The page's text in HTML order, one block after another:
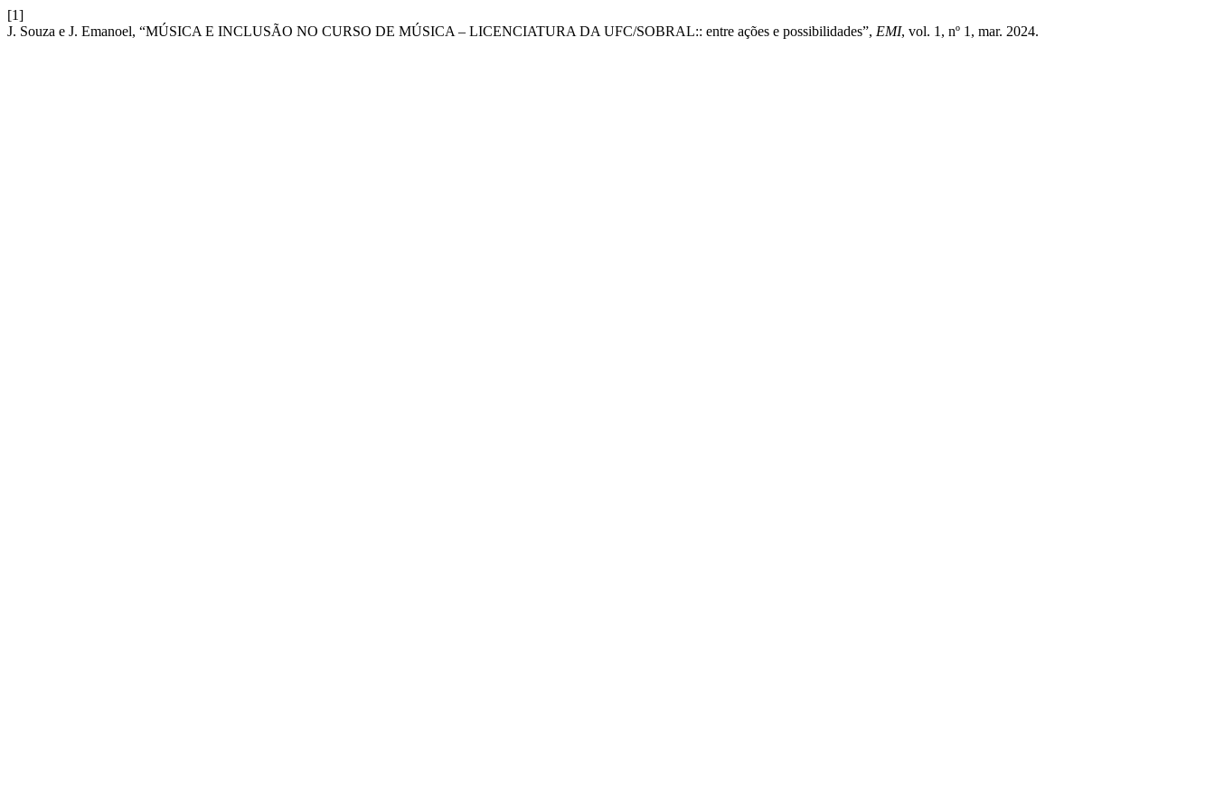
[1]
J. Souza e J. Emanoel, “MÚSICA E INCLUSÃO NO CURSO DE MÚSICA – LICENCIATURA DA UFC/SOBRAL:: entre ações e possibilidades”, EMI, vol. 1, nº 1, mar. 2024.